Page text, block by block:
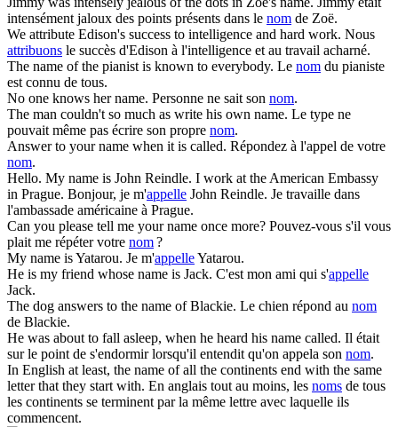
intensément jaloux des points présents dans le nom de Zoë.
We attribute Edison's success to intelligence and hard work. Nous
attribuons le succès d'Edison à l'intelligence et au travail acharné.
The name of the pianist is known to everybody. Le nom du pianiste
est connu de tous.
No one knows hername. Personne ne sait son nom.
The man couldn't so much as write his own name. Le type ne
pouvait même pas écrire son propre nom.
Answer to yourname when it is called. Répondez à l'appel de votre
nom.
Hello. My name is John Reindle. I work at the American Embassy
in Prague. Bonjour, je m'appelle John Reindle. Je travaille dans
l'ambassade américaine à Prague.
Can you please tell me yourname once more? Pouvez-vous s'il vous
plait me répéter votre nom?
My name is Yatarou. Je m'appelleYatarou.
He is my friend whose name is Jack. C'est mon ami qui s'appelle
Jack.
The dog answers to the name of Blackie. Le chien répond au nom
de Blackie.
He was about to fall asleep, when he heard his name called. Il était
sur le point de s'endormir lorsqu'il entendit qu'on appela son nom.
In English at least, the name of all the continents end with the same
letter that they start with. En anglais tout au moins, les noms de tous
les continents se terminent par la même lettre avec laquelle ils
commencent.